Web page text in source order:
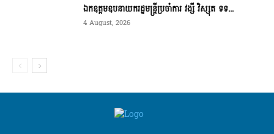
ឯកឧត្តមឧបនាយករដ្ឋមន្ត្រីប្រចាំការ វង្សី វិស្សុត ទទ...
4 August, 2026